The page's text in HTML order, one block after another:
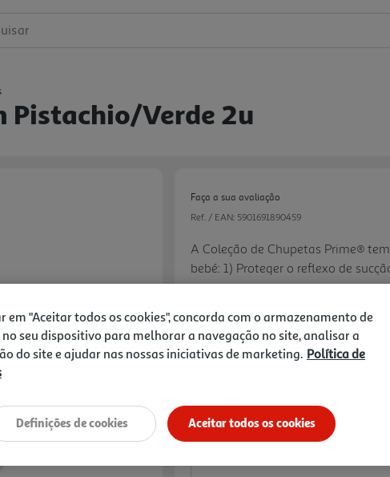
Pistachio/verde 2u
Faça a sua avaliação
Ref. / EAN: 5901691890459
A Coleção de Chupetas Prime®
bebé: 1) Proteger o reflexo de
2) Ideais para o desenvolvimento
melhor)
12,81 €
Notas de preparação
em "Aceitar todos os cookies", concorda com o armazenamento de
no seu dispositivo para melhorar a navegação no site, analisar a
do site e ajudar nas nossas iniciativas de marketing. Política de
Aceitar todos os cookies
Definições de cookies